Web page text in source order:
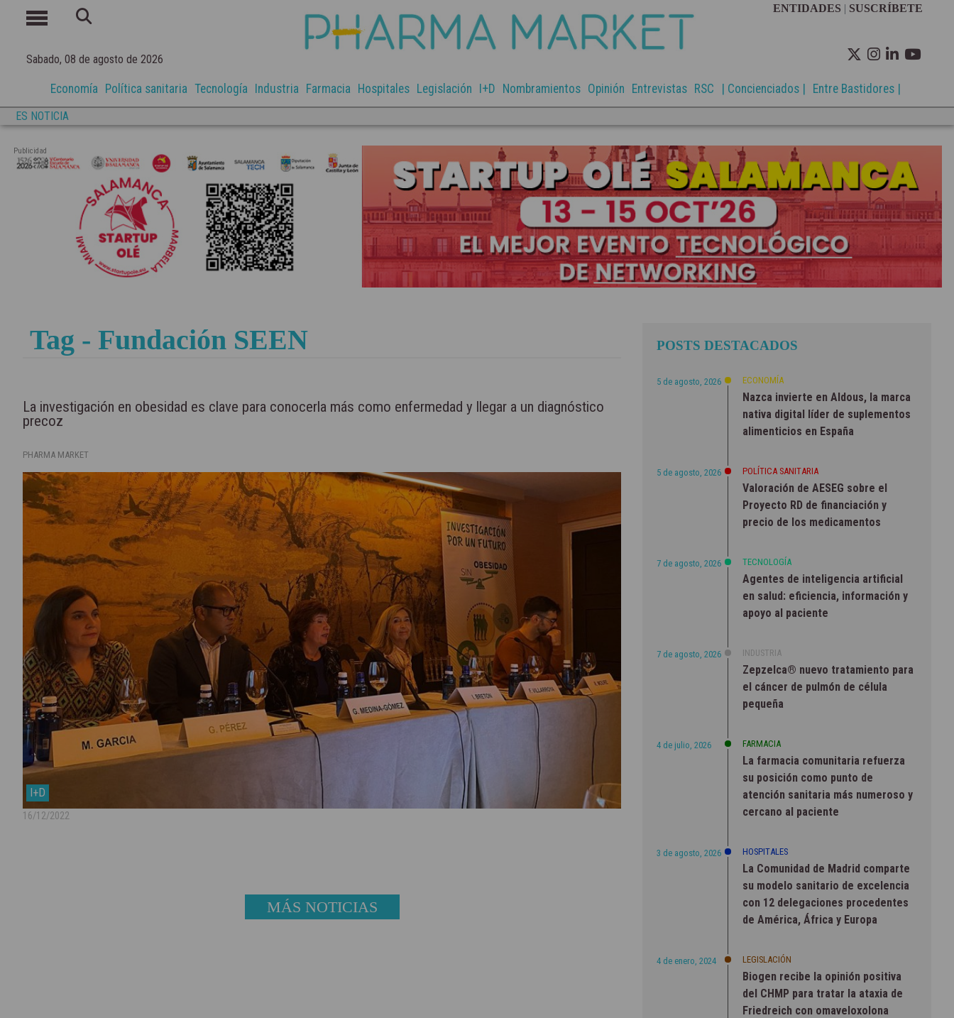
Sabado, 08 de agosto de 2026
ENTIDADES | SUSCRÍBETE
Economía Política sanitaria Tecnología Industria Farmacia Hospitales Legislación I+D Nombramientos Opinión Entrevistas RSC | Concienciados | Entre Bastidores |
ES NOTICIA
Publicidad
Tag - Fundación SEEN
La investigación en obesidad es clave para conocerla más como enfermedad y llegar a un diagnóstico
precoz
PHARMA MARKET
I+D
16/12/2022
MÁS NOTICIAS
POSTS DESTACADOS
5 de agosto, 2026 ECONOMÍA
Nazca invierte en Aldous, la marca
nativa digital líder de suplementos
alimenticios en España
5 de agosto, 2026 POLÍTICA SANITARIA
Valoración de AESEG sobre el
Proyecto RD de financiación y
precio de los medicamentos
7 de agosto, 2026 TECNOLOGÍA
Agentes de inteligencia artificial
en salud: eficiencia, información y
apoyo al paciente
7 de agosto, 2026 INDUSTRIA
Zepzelca® nuevo tratamiento para
el cáncer de pulmón de célula
pequeña
4 de julio, 2026 FARMACIA
La farmacia comunitaria refuerza
su posición como punto de
atención sanitaria más numeroso y
cercano al paciente
3 de agosto, 2026 HOSPITALES
La Comunidad de Madrid comparte
su modelo sanitario de excelencia
con 12 delegaciones procedentes
de América, África y Europa
4 de enero, 2024 LEGISLACIÓN
Biogen recibe la opinión positiva
del CHMP para tratar la ataxia de
Friedreich con omaveloxolona